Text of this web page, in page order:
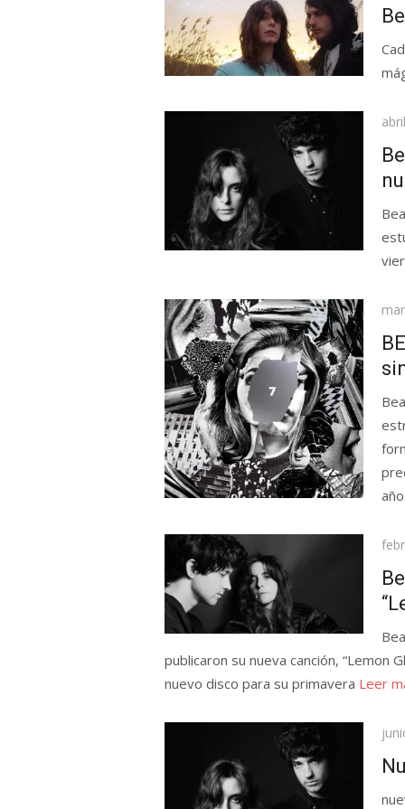
año.
publicaron su nueva canción, “Lemon
nuevo disco para su primavera Leer